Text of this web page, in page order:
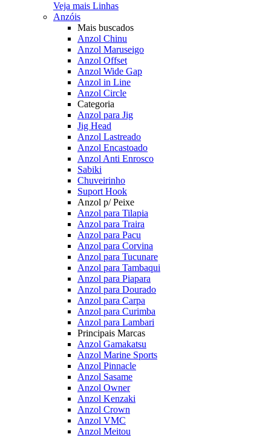
Veja mais Linhas
Anzóis
Mais buscados
Anzol Chinu
Anzol Maruseigo
Anzol Offset
Anzol Wide Gap
Anzol in Line
Anzol Circle
Categoria
Anzol para Jig
Jig Head
Anzol Lastreado
Anzol Encastoado
Anzol Anti Enrosco
Sabiki
Chuveirinho
Suport Hook
Anzol p/ Peixe
Anzol para Tilapia
Anzol para Traira
Anzol para Pacu
Anzol para Corvina
Anzol para Tucunare
Anzol para Tambaqui
Anzol para Piapara
Anzol para Dourado
Anzol para Carpa
Anzol para Curimba
Anzol para Lambari
Principais Marcas
Anzol Gamakatsu
Anzol Marine Sports
Anzol Pinnacle
Anzol Sasame
Anzol Owner
Anzol Kenzaki
Anzol Crown
Anzol VMC
Anzol Meitou